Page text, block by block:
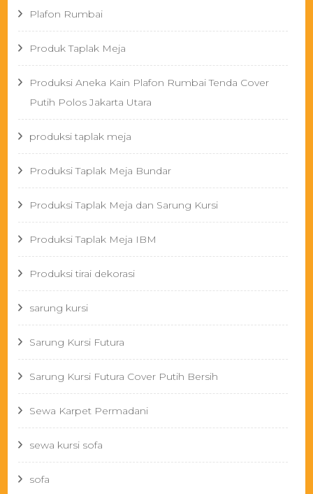
Plafon Rumbai
Produk Taplak Meja
Produksi Aneka Kain Plafon Rumbai Tenda Cover
Putih Polos Jakarta Utara
produksi taplak meja
Produksi Taplak Meja Bundar
Produksi Taplak Meja dan Sarung Kursi
Produksi Taplak Meja IBM
Produksi tirai dekorasi
sarung kursi
Sarung Kursi Futura
Sarung Kursi Futura Cover Putih Bersih
Sewa Karpet Permadani
sewa kursi sofa
sofa